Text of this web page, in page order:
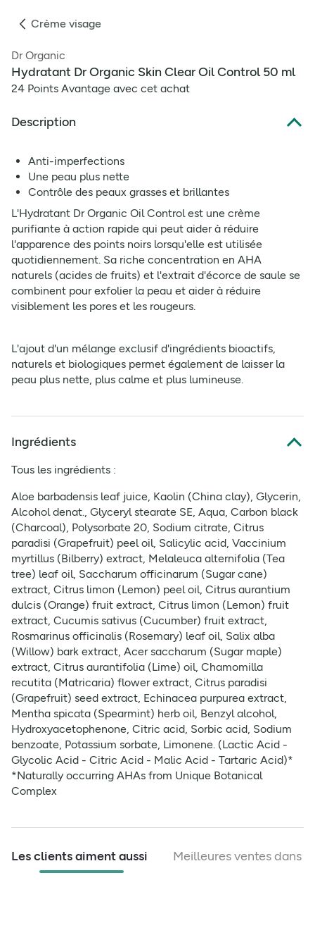
Crème visage
Dr Organic
Hydratant Dr Organic Skin Clear Oil Control 50 ml
24 Points Avantage avec cet achat
Description
Anti-imperfections
Une peau plus nette
Contrôle des peaux grasses et brillantes
L'Hydratant Dr Organic Oil Control est une crème
purifiante à action rapide qui peut aider à réduire
l'apparence des points noirs lorsqu'elle est utilisée
quotidiennement. Sa riche concentration en AHA
naturels (acides de fruits) et l'extrait d'écorce de saule se
combinent pour exfolier la peau et aider à réduire
visiblement les pores et les rougeurs.
L'ajout d'un mélange exclusif d'ingrédients bioactifs,
naturels et biologiques permet également de laisser la
peau plus nette, plus calme et plus lumineuse.
Ingrédients
Tous les ingrédients :
Aloe barbadensis leaf juice, Kaolin (China clay), Glycerin,
Alcohol denat., Glyceryl stearate SE, Aqua, Carbon black
(Charcoal), Polysorbate 20, Sodium citrate, Citrus
paradisi (Grapefruit) peel oil, Salicylic acid, Vaccinium
myrtillus (Bilberry) extract, Melaleuca alternifolia (Tea
tree) leaf oil, Saccharum officinarum (Sugar cane)
extract, Citrus limon (Lemon) peel oil, Citrus aurantium
dulcis (Orange) fruit extract, Citrus limon (Lemon) fruit
extract, Cucumis sativus (Cucumber) fruit extract,
Rosmarinus officinalis (Rosemary) leaf oil, Salix alba
(Willow) bark extract, Acer saccharum (Sugar maple)
extract, Citrus aurantifolia (Lime) oil, Chamomilla
recutita (Matricaria) flower extract, Citrus paradisi
(Grapefruit) seed extract, Echinacea purpurea extract,
Mentha spicata (Spearmint) herb oil, Benzyl alcohol,
Hydroxyacetophenone, Citric acid, Sorbic acid, Sodium
benzoate, Potassium sorbate, Limonene. (Lactic Acid -
Glycolic Acid - Citric Acid - Malic Acid - Tartaric Acid)*
*Naturally occurring AHAs from Unique Botanical
Complex
Les clients aiment aussi Meilleures ventes dans